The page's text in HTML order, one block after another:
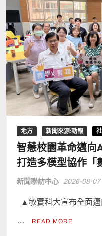
地方 新聞來源:勁報
智慧校園革命邁
打造多模型協作「
新聞聯訪中心 2026-08-07
▲敏實科大宣布全面邁
… READ MORE